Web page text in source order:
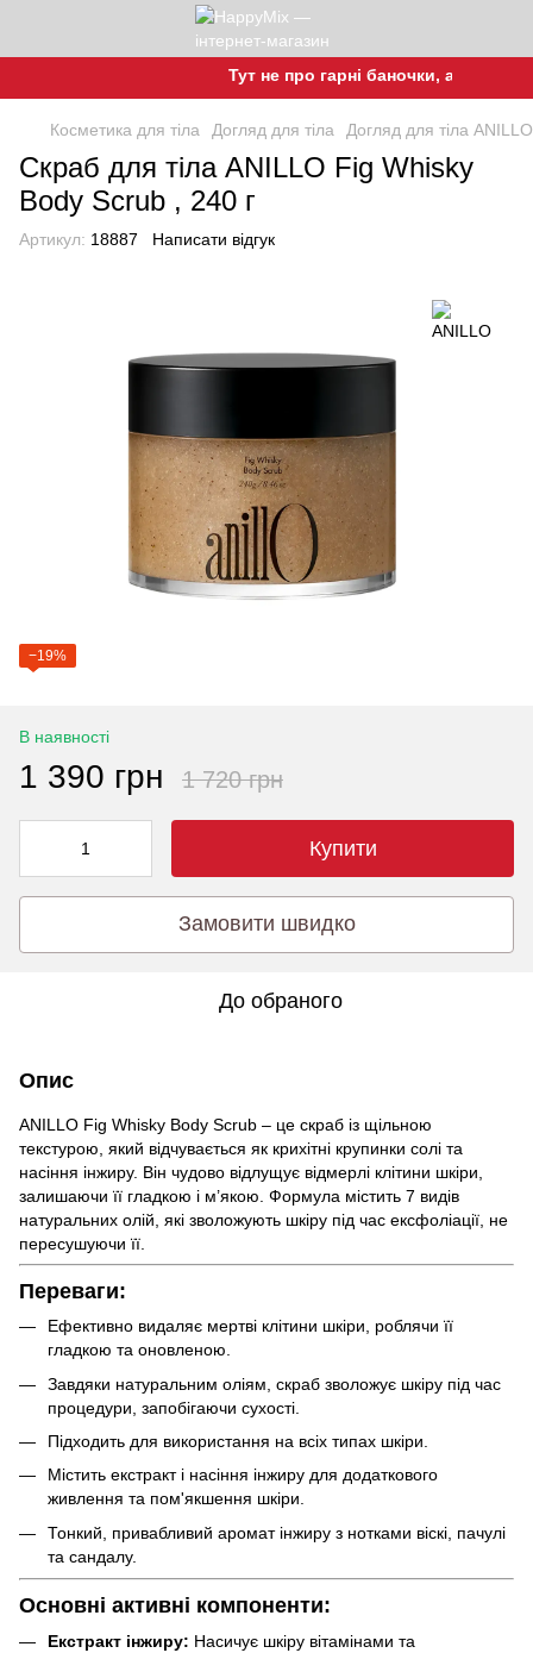
Тут не про гарні баночки, а про гарну
Косметика для тіла Догляд для тіла Догляд для тіла ANILLO
Скраб для тіла ANILLO Fig Whisky
Body Scrub , 240 г
Артикул: 18887 Написати відгук
−19%
В наявності
1 390 грн 1 720 грн
Купити
Замовити швидко
До обраного
Опис
ANILLO Fig Whisky Body Scrub – це скраб із щільною
текстурою, який відчувається як крихітні крупинки солі та
насіння інжиру. Він чудово відлущує відмерлі клітини шкіри,
залишаючи її гладкою і м’якою. Формула містить 7 видів
натуральних олій, які зволожують шкіру під час ексфоліації, не
пересушуючи її.
Переваги:
Ефективно видаляє мертві клітини шкіри, роблячи її
гладкою та оновленою.
Завдяки натуральним оліям, скраб зволожує шкіру під час
процедури, запобігаючи сухості.
Підходить для використання на всіх типах шкіри.
Містить екстракт і насіння інжиру для додаткового
живлення та пом'якшення шкіри.
Тонкий, привабливий аромат інжиру з нотками віскі, пачулі
та сандалу.
Основні активні компоненти:
Екстракт інжиру: Насичує шкіру вітамінами та